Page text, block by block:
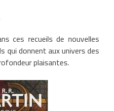
ces recueils de nouvelles
qui donnent aux univers des
plaisantes.